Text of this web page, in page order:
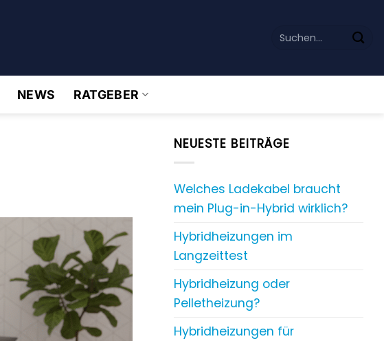
NEWS RATGEBER
NEUESTE BEITRÄGE
Welches Ladekabel braucht
mein Plug-in-Hybrid wirklich?
Hybridheizungen im
Langzeittest
Hybridheizung oder
Pelletheizung?
Hybridheizungen für